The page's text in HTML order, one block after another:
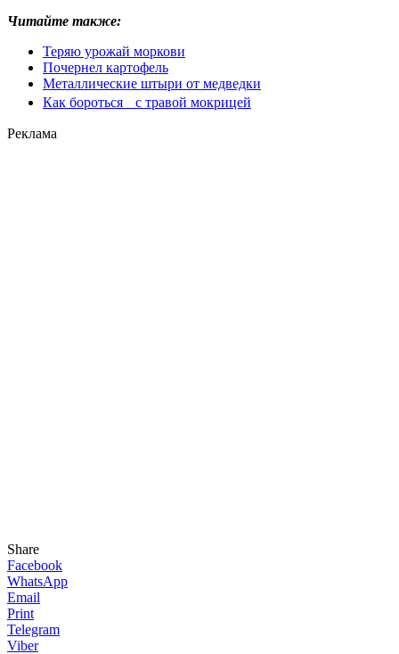
Читайте также:
Теряю урожай моркови
Почернел картофель
Металлические штыри от медведки
Как бороться с травой мокрицей
Реклама
Share
Facebook
WhatsApp
Email
Print
Telegram
Viber